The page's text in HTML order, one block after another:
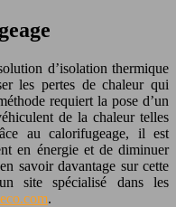
d’isolation thermique
les pertes de chaleur qui
requiert la pose d’un
de la chaleur telles
au calorifugeage, il est
en énergie et de diminuer
savoir davantage sur cette
site spécialisé dans les
.